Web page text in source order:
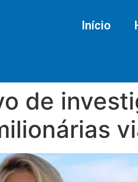
Início
de